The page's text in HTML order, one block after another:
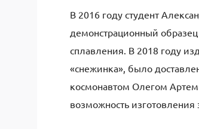
В 2016 году студент
демонстрационный
сплавления. В 2018 году
«снежинка», было
космонавтом Олегом
возможность